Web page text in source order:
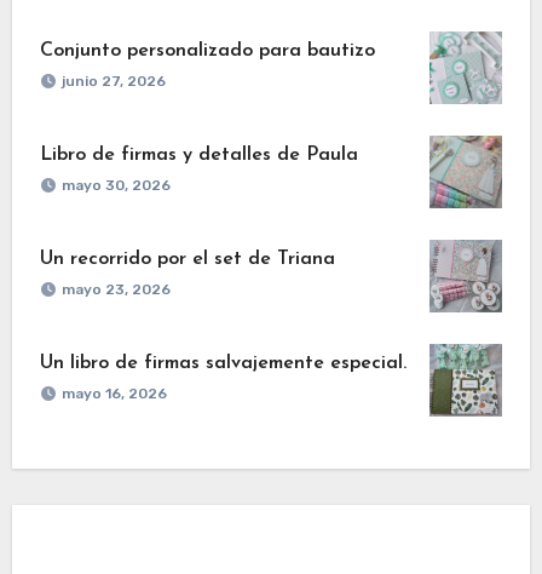
Conjunto personalizado para bautizo
junio 27, 2026
Libro de firmas y detalles de Paula
mayo 30, 2026
Un recorrido por el set de Triana
mayo 23, 2026
Un libro de firmas salvajemente especial.
mayo 16, 2026